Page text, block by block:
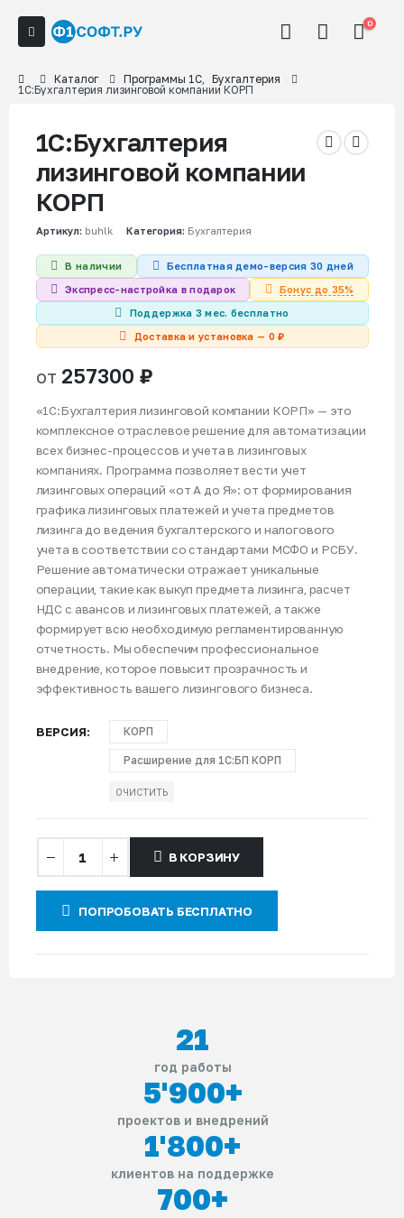
0
Каталог Программы 1С, Бухгалтерия
1С:Бухгалтерия лизинговой компании КОРП
1С:Бухгалтерия
лизинговой компании
КОРП
Артикул: buhlk Категория: Бухгалтерия
В наличии
Бесплатная демо-версия 30 дней
Экспресс-настройка в подарок
Бонус до 35%
Поддержка 3 мес. бесплатно
Доставка и установка — 0 ₽
от 257300 ₽
«1С:Бухгалтерия лизинговой компании КОРП» — это
комплексное отраслевое решение для автоматизации
всех бизнес-процессов и учета в лизинговых
компаниях. Программа позволяет вести учет
лизинговых операций «от А до Я»: от формирования
графика лизинговых платежей и учета предметов
лизинга до ведения бухгалтерского и налогового
учета в соответствии со стандартами МСФО и РСБУ.
Решение автоматически отражает уникальные
операции, такие как выкуп предмета лизинга, расчет
НДС с авансов и лизинговых платежей, а также
формирует всю необходимую регламентированную
отчетность. Мы обеспечим профессиональное
внедрение, которое повысит прозрачность и
эффективность вашего лизингового бизнеса.
ВЕРСИЯ КОРП
Расширение для 1С:БП КОРП
ОЧИСТИТЬ
В КОРЗИНУ
ПОПРОБОВАТЬ БЕСПЛАТНО
21
год работы
5'900+
проектов и внедрений
1'800+
клиентов на поддержке
700+